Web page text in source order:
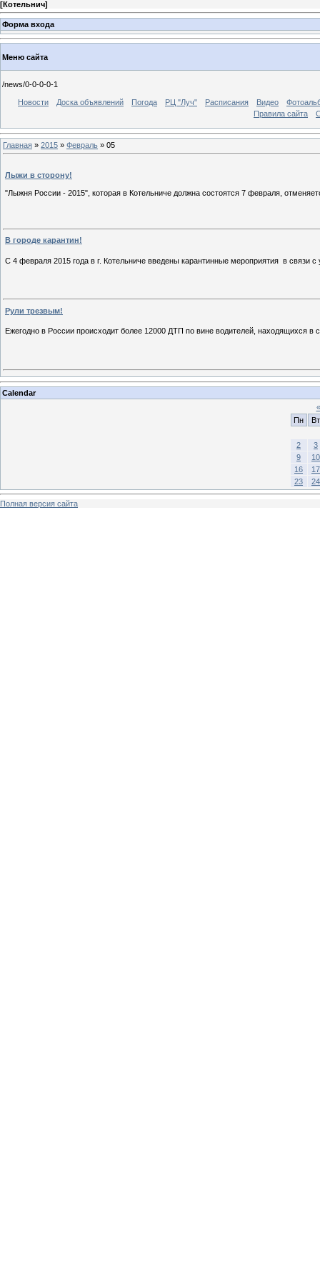
[Котельнич]
Форма входа
Меню сайта
/news/0-0-0-0-1
Новости Доска объявлений Погода РЦ "Луч" Расписания Видео
Правила сайта
Главная » 2015 » Февраль » 05
Лыжи в сторону!
"Лыжня России - 2015", которая в Котельниче должна состоятся 7 февраля,
В городе карантин!
С 4 февраля 2015 года в г. Котельниче введены карантинные мероприятия в связи с
Рули трезвым!
Ежегодно в России происходит более 12000 ДТП по вине водителей, находящихся в
Calendar
«
Пн
Вт
2
3
9
10
16
17
23
24
Полная версия сайта